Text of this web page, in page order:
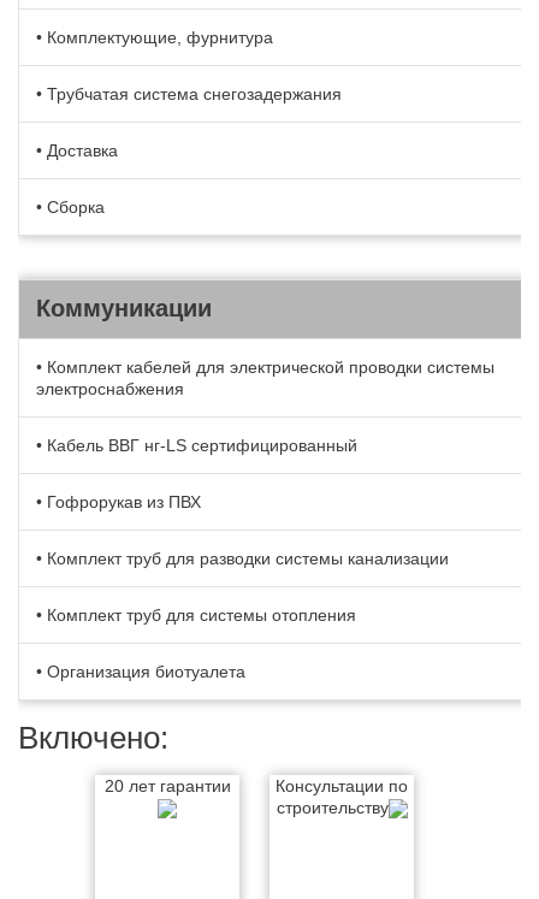
• Комплектующие, фурнитура
• Трубчатая система снегозадержания
• Доставка
• Сборка
Коммуникации
• Комплект кабелей для электрической проводки системы
электроснабжения
• Кабель BBГ нг-LS сертифицированный
• Гофрорукав из ПВХ
• Комплект труб для разводки системы канализации
• Комплект труб для системы отопления
• Организация биотуалета
Включено:
20 лет гарантии
Консультации по
строительству